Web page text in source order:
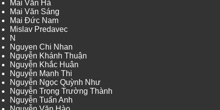
Mai Văn Hà
Mai Văn Sáng
Mai Đức Nam
Mislav Predavec
N
Nguyen Chi Nhan
Nguyễn Khánh Thuận
Nguyễn Khắc Huân
Nguyễn Mạnh Thi
Nguyễn Ngọc Quỳnh Như
Nguyễn Trọng Trường Thành
Nguyễn Tuấn Anh